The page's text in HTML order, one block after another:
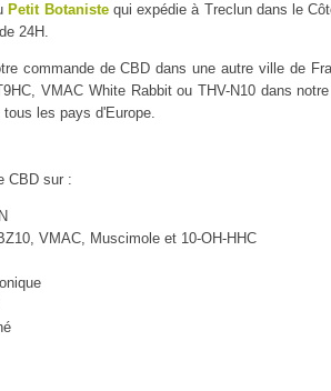
Petit Botanistequi expédie à Treclun dans le
24H.
commande de CBD dans une autre ville de
VMAC White Rabbit ou THV-N10 dans
les pays d'Europe.
CBD sur :
VMAC, Muscimole et 10-OH-HHC